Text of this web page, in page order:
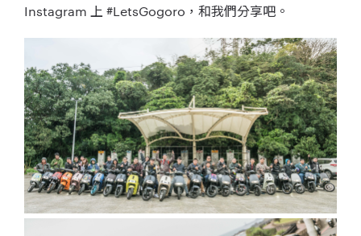
Instagram 上 #LetsGogoro，和我們分享吧。